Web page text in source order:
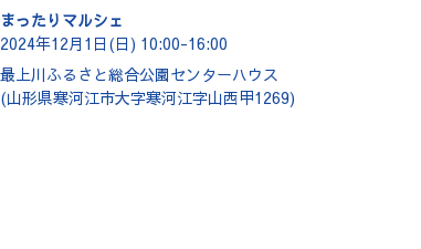
まったりマルシェ
2024年12月1日(日) 10:00-16:00
最上川ふるさと総合公園センターハウス
(山形県寒河江市大字寒河江字山西甲1269)